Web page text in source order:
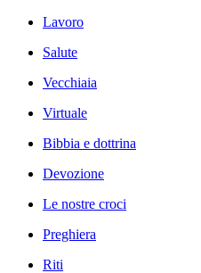
Lavoro
Salute
Vecchiaia
Virtuale
Bibbia e dottrina
Devozione
Le nostre croci
Preghiera
Riti